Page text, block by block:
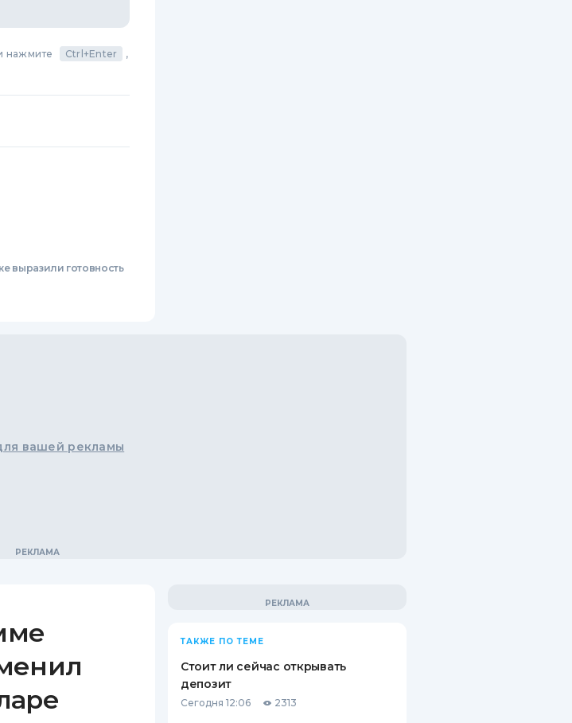
нажмите Ctrl+Enter
,
выразили готовность
вашей рекламы
ТАКЖЕ ПО ТЕМЕ
Стоит ли сейчас открывать
депозит
Сегодня 12:06 2313